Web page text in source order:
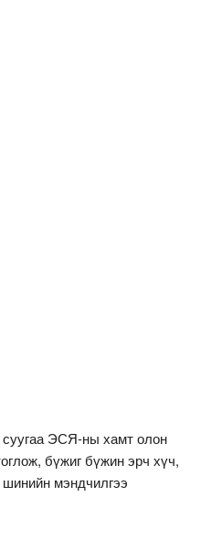
ЭСЯ-ны хамт олон
бүжиг бүжин эрч хүч,
мэндчилгээ